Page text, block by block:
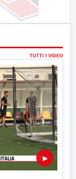
TUTTI I VIDEO
▶